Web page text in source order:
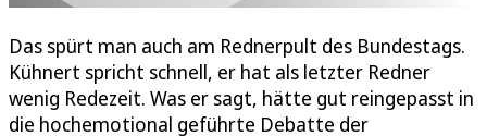
Das spürt man auch am Rednerpult des Bundestags.
Kühnert spricht schnell, er hat als letzter Redner
wenig Redezeit. Was er sagt, hätte gut reingepasst in
die hochemotional geführte Debatte der